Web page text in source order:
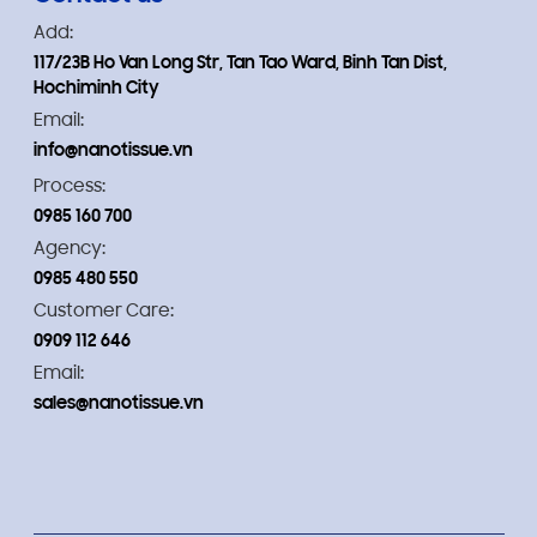
Add:
117/23B Ho Van Long Str, Tan Tao Ward, Binh Tan Dist,
Hochiminh City
Email:
info@nanotissue.vn
Process:
0985 160 700
Agency:
0985 480 550
Customer Care:
0909 112 646
Email:
sales@nanotissue.vn